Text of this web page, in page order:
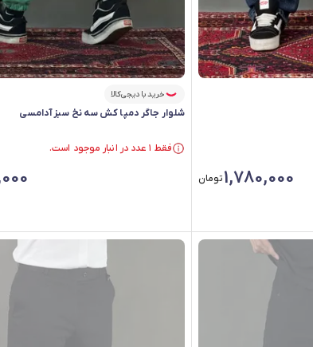
1,780,000تومان
خرید با دیجی‌کالا
شلوار جاگر دمپا کش سه نخ سبز آدامسی
فقط ۱ عدد در انبار موجود است.